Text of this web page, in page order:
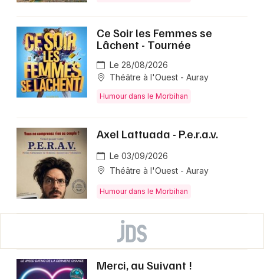
Ce Soir les Femmes se
Lâchent - Tournée
Le 28/08/2026
Théâtre à l'Ouest - Auray
Humour dans le Morbihan
Axel Lattuada - P.e.r.a.v.
Le 03/09/2026
Théâtre à l'Ouest - Auray
Humour dans le Morbihan
Merci, au Suivant !